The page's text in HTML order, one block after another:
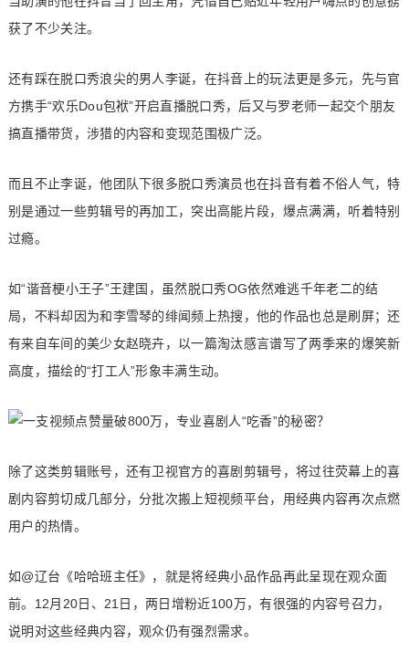
获了不少关注。
还有踩在脱口秀浪尖的男人李诞，在抖音上的玩法更是多元，先与官
方携手“欢乐Dou包袱”开启直播脱口秀，后又与罗老师一起交个朋友
搞直播带货，涉猎的内容和变现范围极广泛。
而且不止李诞，他团队下很多脱口秀演员也在抖音有着不俗人气，特
别是通过一些剪辑号的再加工，突出高能片段，爆点满满，听着特别
过瘾。
如“谐音梗小王子”王建国，虽然脱口秀OG依然难逃千年老二的结
局，不料却因为和李雪琴的绯闻频上热搜，他的作品也总是刷屏；还
有来自车间的美少女赵晓卉，以一篇淘汰感言谱写了两季来的爆笑新
高度，描绘的“打工人”形象丰满生动。
除了这类剪辑账号，还有卫视官方的喜剧剪辑号，将过往荧幕上的喜
剧内容剪切成几部分，分批次搬上短视频平台，用经典内容再次点燃
用户的热情。
如@辽台《哈哈班主任》，就是将经典小品作品再此呈现在观众面
前。12月20日、21日，两日增粉近100万，有很强的内容号召力，
说明对这些经典内容，观众仍有强烈需求。